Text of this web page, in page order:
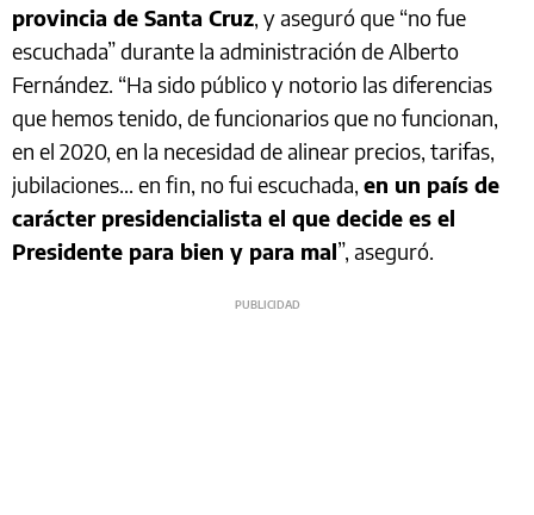
provincia de Santa Cruz, y aseguró que “no fue
escuchada” durante la administración de Alberto
Fernández. “Ha sido público y notorio las diferencias
que hemos tenido, de funcionarios que no funcionan,
en el 2020, en la necesidad de alinear precios, tarifas,
jubilaciones... en fin, no fui escuchada, en un país de
carácter presidencialista el que decide es el
Presidente para bien y para mal”, aseguró.